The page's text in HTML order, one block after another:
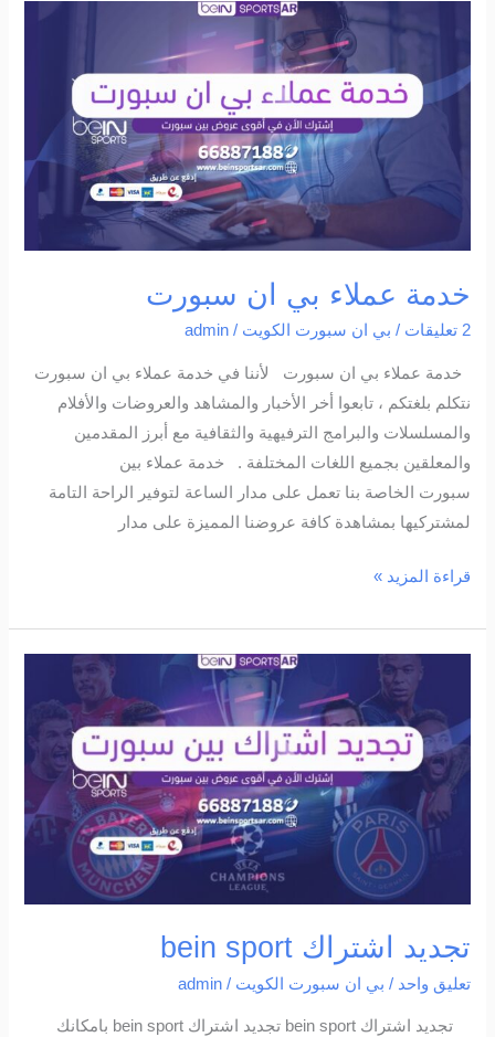
خدمة عملاء بي ان سبورت
2 تعليقات / بي ان سبورت الكويت /
admin
خدمة عملاء بي ان سبورت لأننا في خدمة عملاء بي ان سبورت
نتكلم بلغتكم ، تابعوا أخر الأخبار والمشاهد والعروضات والأفلام
والمسلسلات والبرامج الترفيهية والثقافية مع أبرز المقدمين
والمعلقين بجميع اللغات المختلفة . خدمة عملاء بين
سبورت الخاصة بنا تعمل على مدار الساعة لتوفير الراحة التامة
لمشتركيها بمشاهدة كافة عروضنا المميزة على مدار
بي
قراءة المزيد »
تجديد اشتراك bein sport
تعليق واحد / بي ان سبورت الكويت /
admin
تجديد اشتراك bein sport تجديد اشتراك bein sport بامكانك
bein
sport